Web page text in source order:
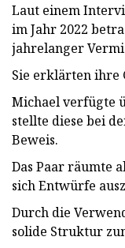
Laut einem
im Jahr 2022
jahrelanger
Sie erklärten ihre
Michael verfügte
stellte diese bei
Beweis.
Das Paar räumte
sich Entwürfe
Durch die
solide Struktur